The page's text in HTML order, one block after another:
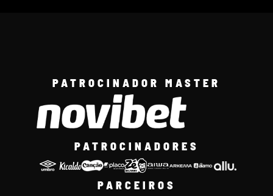
PATROCINADOR MASTER
PATROCINADORES
PARCEIROS